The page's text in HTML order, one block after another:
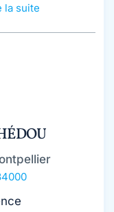
la suite